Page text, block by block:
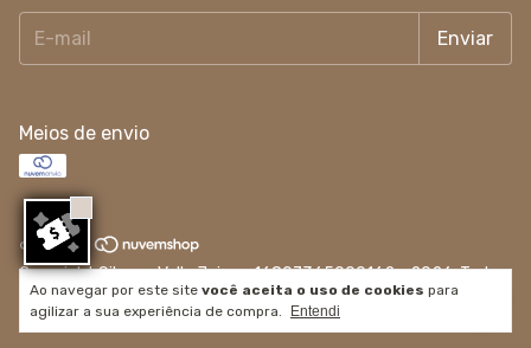
Ao navegar por este site você aceita o uso de cookies para
agilizar a sua experiência de compra.
Entendi
Meios de envio
Copyright Silvana Valle Joias - 16807365000162 - 2026. Todos
os direitos reservados.